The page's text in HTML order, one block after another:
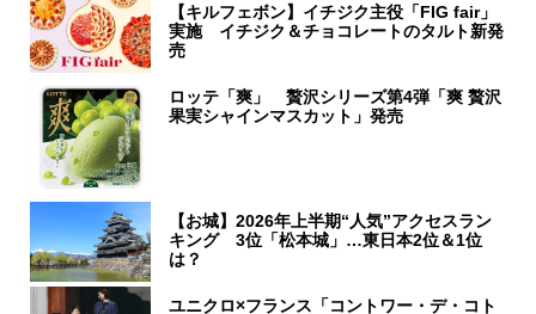
【キルフェボン】イチジク主役「FIG fair」
実施 イチジク＆チョコレートのタルト新発
売
ロッテ「爽」 贅沢シリーズ第4弾「爽 贅沢
果実シャインマスカット」発売
【お城】2026年上半期“人気”アクセスラン
キング 3位「松本城」…東日本2位＆1位
は？
ユニクロ×フランス「コントワー・デ・コト